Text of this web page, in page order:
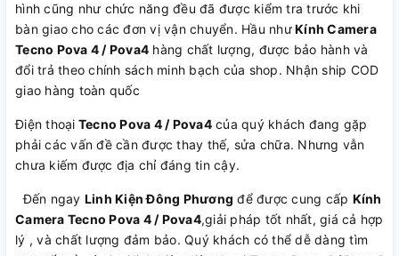
hình cũng như chức năng đều đã được kiểm tra trước khi
bàn giao cho các đơn vị vận chuyển. Hầu nhưKính Camera
Tecno Pova 4 / Pova4 hàng chất lượng, được bảo hành và
đổi trả theo chính sách minh bạch của shop. Nhận ship COD
giao hàng toàn quốc
Điện thoại Tecno Pova 4 / Pova4của quý khách đang gặp
phải các vấn đề cần được thay thế, sửa chữa. Nhưng vẫn
chưa kiếm được địa chỉ đáng tin cậy.
Đến ngay Linh Kiện Đông Phương để được cung cấp Kính
Camera Tecno Pova 4 / Pova4,giải pháp tốt nhất, giá cả hợp
lý , và chất lượng đảm bảo. Quý khách có thể dễ dàng tìm